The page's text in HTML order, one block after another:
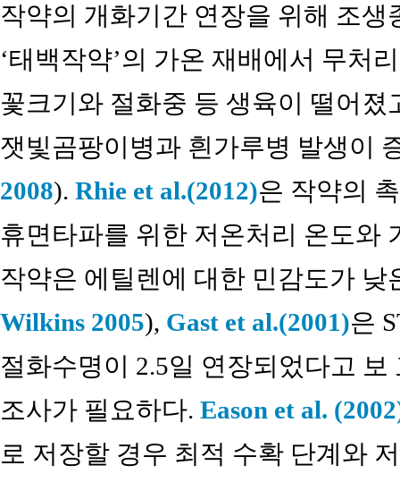
작약의 개화기간 연장을 위해 조
‘태백작약’의 가온 재배에서 무처
꽃크기와 절화중 등 생육이 떨어졌
잿빛곰팡이병과 흰가루병 발생이
2008). Rhie et al.(2012)은 작약의
휴면타파를 위한 저온처리 온도와
작약은 에틸렌에 대한 민감도가 낮
Wilkins 2005), Gast et al.(2001)은
절화수명이 2.5일 연장되었다고
조사가 필요하다. Eason et al.
로 저장할 경우 최적 수확 단계와